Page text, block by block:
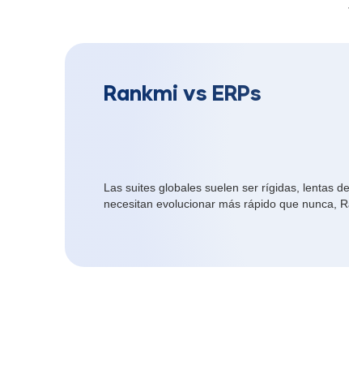
Rankmi vs ERPs
Las suites globales suelen ser rígidas, lentas
necesitan evolucionar más rápido que nunca,